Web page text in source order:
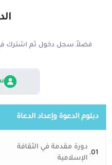
فضلاً سجل دخول ثم اشترك في
دبلوم الدعوة وإعداد الدعاة
01.
دورة مقدمة في الثقافة
الإسلامية